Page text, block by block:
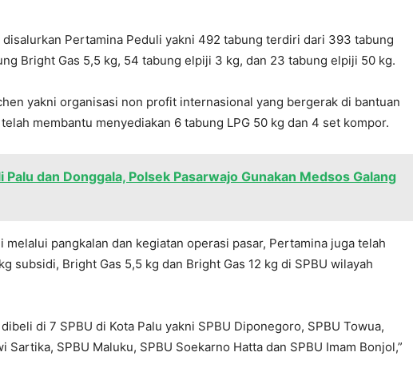
Pertamina Peduli yakni 492 tabung terdiri dari 393 tabung
Bright Gas 5,5 kg, 54 tabung elpiji 3 kg, dan 23 tabung elpiji 50 kg.
yakni organisasi non profit internasional yang bergerak di bantuan
membantu menyediakan 6 tabung LPG 50 kg dan 4 set kompor.
Palu dan Donggala, Polsek Pasarwajo Gunakan Medsos Galang
melalui pangkalan dan kegiatan operasi pasar, Pertamina juga telah
subsidi, Bright Gas 5,5 kg dan Bright Gas 12 kg di SPBU wilayah
di 7 SPBU di Kota Palu yakni SPBU Diponegoro, SPBU Towua,
Sartika, SPBU Maluku, SPBU Soekarno Hatta dan SPBU Imam Bonjol,”